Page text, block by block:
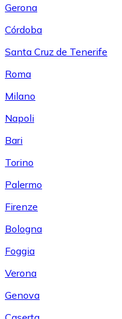
Gerona
Córdoba
Santa Cruz de Tenerife
Roma
Milano
Napoli
Bari
Torino
Palermo
Firenze
Bologna
Foggia
Verona
Genova